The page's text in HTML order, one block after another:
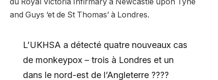
and Guys ‘et de St Thomas’ à Londres.
L’UKHSA a détecté quatre nouveaux cas
de monkeypox – trois à Londres et un
dans le nord-est de l’Angleterre ????